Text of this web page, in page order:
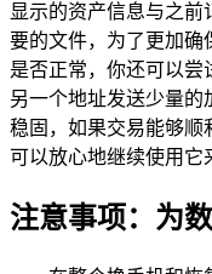
显示的资产信息与之
要的文件，为了更加确
是否正常，你还可以尝
另一个地址发送少量
稳固，如果交易能够顺
可以放心地继续使用它
注意事项：为